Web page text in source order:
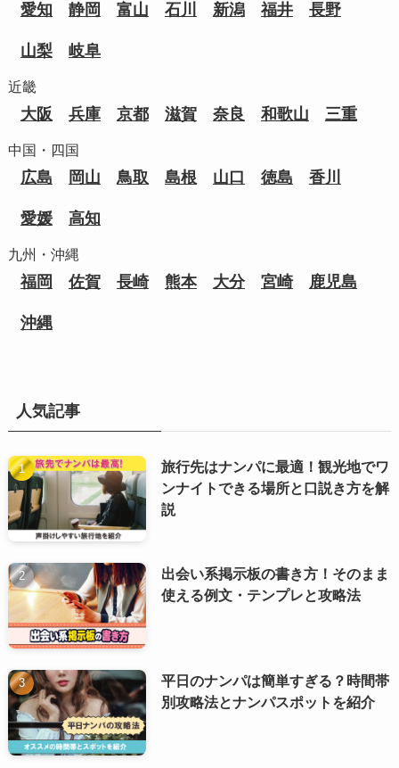
愛知 静岡 富山 石川 新潟 福井 長野
山梨 岐阜
近畿
大阪 兵庫 京都 滋賀 奈良 和歌山 三重
中国・四国
広島 岡山 鳥取 島根 山口 徳島 香川
愛媛 高知
九州・沖縄
福岡 佐賀 長崎 熊本 大分 宮崎 鹿児島
沖縄
人気記事
旅行先はナンパに最適！観光地でワ
ンナイトできる場所と口説き方を解
説
出会い系掲示板の書き方！そのまま
使える例文・テンプレと攻略法
平日のナンパは簡単すぎる？時間帯
別攻略法とナンパスポットを紹介